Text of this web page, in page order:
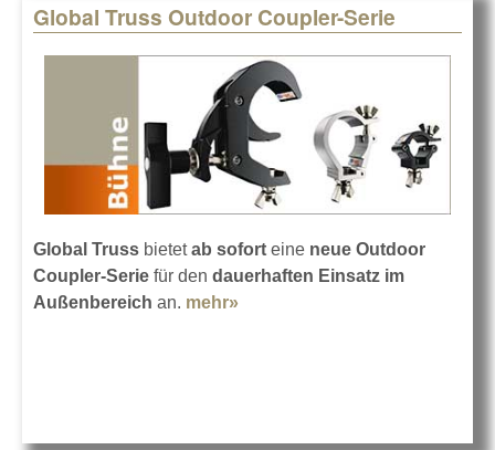
Global Truss Outdoor Coupler-Serie
Global Truss bietetab sofort eine neue Outdoor
Coupler-Serie für den dauerhaften Einsatz im
Außenbereich an. mehr»